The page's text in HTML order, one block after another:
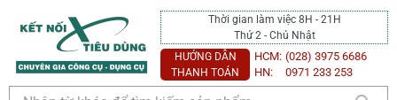
Thời gian làm việc 8H - 21H
Thứ 2 - Chủ Nhật
HƯỚNG DẪN
THANH TOÁN
HCM: (028) 3975 6686
HN:
0971 233 253